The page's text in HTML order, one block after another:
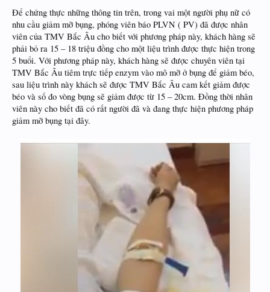
Để chứng thực những thông tin trên, trong vai một người phụ nữ có
nhu cầu giảm mỡ bụng, phóng viên báo PLVN ( PV) đã được nhân
viên của TMV Bắc Âu cho biết với phương pháp này, khách hàng sẽ
phải bỏ ra 15 – 18 triệu đồng cho một liệu trình được thực hiện trong
5 buổi. Với phương pháp này, khách hàng sẽ được chuyên viên tại
TMV Bắc Âu tiêm trực tiếp enzym vào mô mỡ ở bụng để giảm béo,
sau liệu trình này khách sẽ được TMV Bắc Âu cam kết giảm được
béo và số đo vòng bụng sẽ giảm được từ 15 – 20cm. Đồng thời nhân
viên này cho biết đã có rất người đã và đang thực hiện phương pháp
giảm mỡ bụng tại đây.